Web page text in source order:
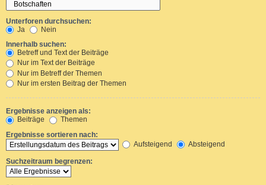
Unterforen durchsuchen:
Ja
Nein
Innerhalb suchen:
Betreff und Text der Beiträge
Nur im Text der Beiträge
Nur im Betreff der Themen
Nur im ersten Beitrag der Themen
Ergebnisse anzeigen als:
Beiträge
Themen
Ergebnisse sortieren nach:
Aufsteigend
Absteigend
Suchzeitraum begrenzen: